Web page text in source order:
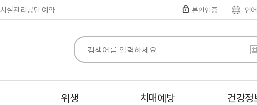
시설관리공단 예약 본인인증 언
위생 치매예방 건강정